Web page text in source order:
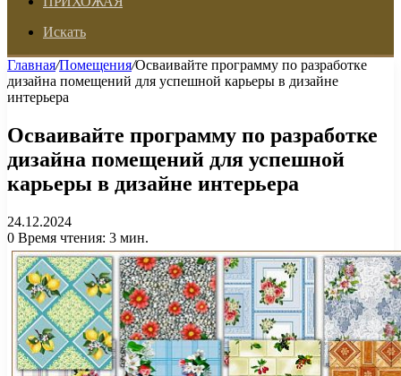
Искать
Главная/Помещения/Осваивайте программу по разработке
дизайна помещений для успешной карьеры в дизайне
интерьера
Осваивайте программу по разработке
дизайна помещений для успешной
карьеры в дизайне интерьера
24.12.2024
0 Время чтения: 3 мин.